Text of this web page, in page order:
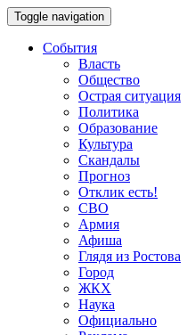
Toggle navigation
События
Власть
Общество
Острая ситуация
Политика
Образование
Культура
Скандалы
Прогноз
Отклик есть!
СВО
Армия
Афиша
Глядя из Ростова
Город
ЖКХ
Наука
Официально